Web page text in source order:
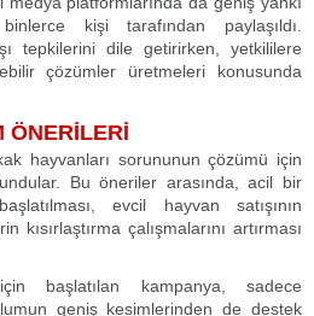
kişi tarafından paylaşıldı.
tepkilerini dile getirirken, yetkililere
çözümler üretmeleri konusunda
ÖNERİLERİ
hayvanları sorununun çözümü için
Bu öneriler arasında, acil bir
evcil hayvan satışının
kısırlaştırma çalışmalarını artırması
başlatılan kampanya, sadece
geniş kesimlerinden de destek